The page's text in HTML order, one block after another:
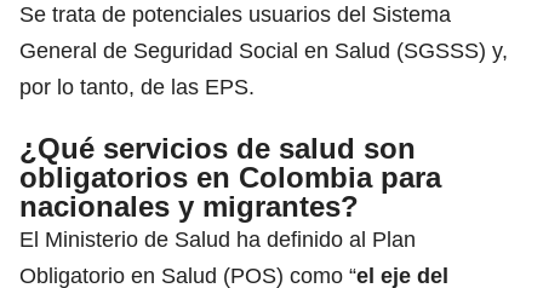
Se trata de potenciales usuarios del Sistema
General de Seguridad Social en Salud (SGSSS) y,
por lo tanto, de las EPS.
¿Qué servicios de salud son
obligatorios en Colombia para
nacionales y migrantes?
El Ministerio de Salud ha definido al Plan
Obligatorio en Salud (POS) como “el eje del